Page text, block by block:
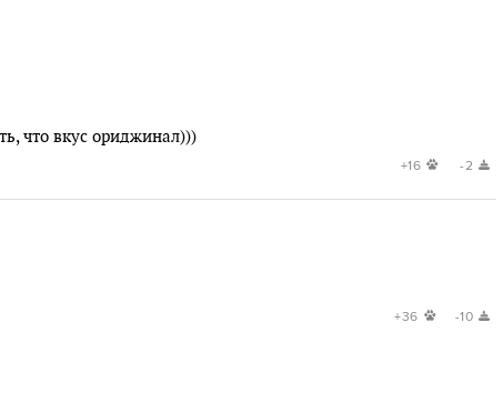
что вкус ориджинал)))
+16 -2
+36 -10